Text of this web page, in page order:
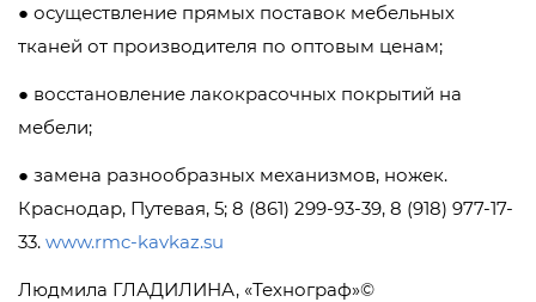
● осуществление прямых поставок мебельных
тканей от производителя по оптовым ценам;
● восстановление лакокрасочных покрытий на
мебели;
● замена разнообразных механизмов, ножек.
Краснодар, Путевая, 5; 8 (861) 299-93-39, 8 (918) 977-17-
33. www.rmc-kavkaz.su
Людмила ГЛАДИЛИНА, «Технограф»©